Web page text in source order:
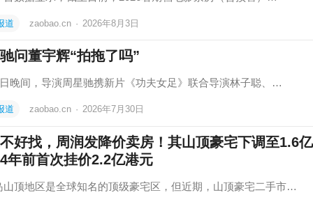
道 zaobao.cn · 2026年8月3日
问董宇辉“拍拖了吗”
晚间，导演周星驰携新片《功夫女足》联合导演林子聪、…
道 zaobao.cn · 2026年7月30日
好找，周润发降价卖房！其山顶豪宅下调至1.6
年前首次挂价2.2亿港元
山顶地区是全球知名的顶级豪宅区，但近期，山顶豪宅二手市…